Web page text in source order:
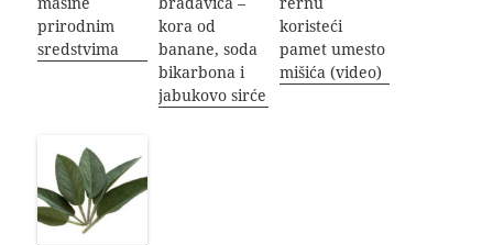
prirodnim
sredstvima
kora od
banane, soda
bikarbona i
jabukovo sirće
koristeći
pamet umesto
mišića (video)